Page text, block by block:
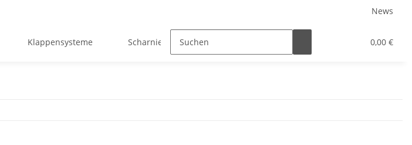
News
0,00 €
Klappensysteme Scharniersysteme